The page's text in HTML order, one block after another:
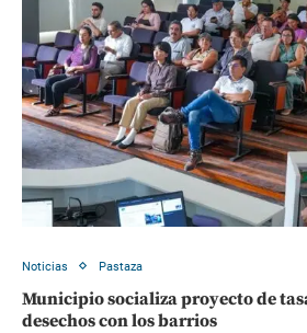
Noticias Pastaza
Municipio socializa proyecto de
desechos con los barrios